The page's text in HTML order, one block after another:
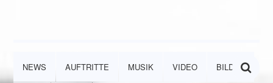
NEWS AUFTRITTE MUSIK VIDEO BILDER